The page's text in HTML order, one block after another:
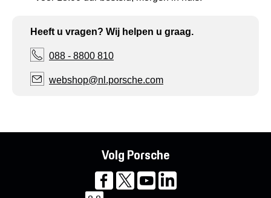
Heeft u vragen? Wij helpen u graag.
088 - 8800 810
webshop@nl.porsche.com
Volg Porsche